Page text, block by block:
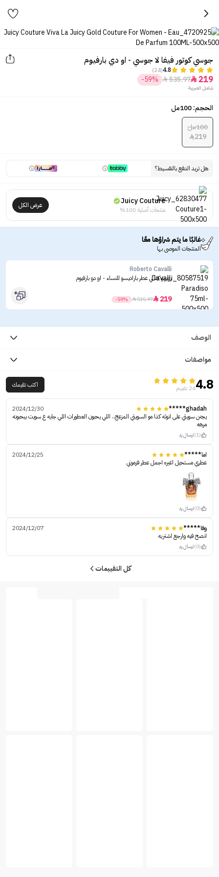
جوسي كوتور فيفا لا جوسي - او دي بارفيوم
4.8
(24)
219

535.97

-59%
شامل الضريبة
الحجم: 100مل
100مل
219

هل تريد الدفع بالتقسيط؟
Juicy Couture
منتجات أصلية 100%
عرض الكل
غالبًا ما يتم شراؤها معًا
المنتجات الموصى بها
Roberto Cavalli
روبرتو كفالي عطر باراديسو للنساء - او دو بارفيوم
219

535.97

-59%
الوصف
مواصفات
4.824 تقييم اكتب تقيمك
ghadah*****
2024/12/30
يجنن سويتي على انوثه كذا مو السويتي المزعج،، اللي يحبون العطورات اللي جايه ع سويت بيحبونه
مرهه
(1) ارسال رد
اما*****
2024/12/25
عطري مستحيل اغيره اجمل عطر فرموني
(0) ارسال رد
وفا*****
2024/12/07
انصح فيه وارجع اشتريه
(0) ارسال رد
كل التقييمات